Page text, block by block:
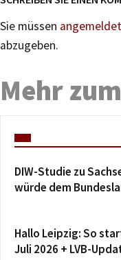
Sie müssen angemeldet
abzugeben.
Mehr
DIW-Studie zu
würde dem
Hallo Leipzig: So
Juli 2026 + LVB-